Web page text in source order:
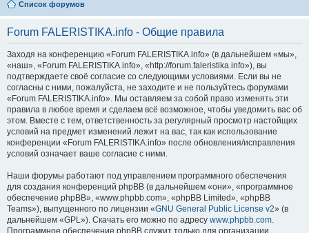
Список форумов
Forum FALERISTIKA.info - Общие правила
Заходя на конференцию «Forum FALERISTIKA.info» (в дальнейшем «мы»,
«наш», «Forum FALERISTIKA.info», «http://forum.faleristika.info»), вы
подтверждаете своё согласие со следующими условиями. Если вы не
согласны с ними, пожалуйста, не заходите и не пользуйтесь форумами
«Forum FALERISTIKA.info». Мы оставляем за собой право изменять эти
правила в любое время и сделаем всё возможное, чтобы уведомить вас об
этом. Вместе с тем, ответственность за регулярный просмотр настойщих
условий на предмет изменений лежит на вас, так как использование
конференции «Forum FALERISTIKA.info» после обновления/исправления
условий означает ваше согласие с ними.
Наши форумы работают под управлением программного обеспечения
для создания конференций phpBB (в дальнейшем «они», «программное
обеспечение phpBB», «www.phpbb.com», «phpBB Limited», «phpBB
Teams»), выпущенного по лицензии «GNU General Public License v2» (в
дальнейшем «GPL»). Скачать его можно по адресу www.phpbb.com.
Программное обеспечение phpBB служит только для организации